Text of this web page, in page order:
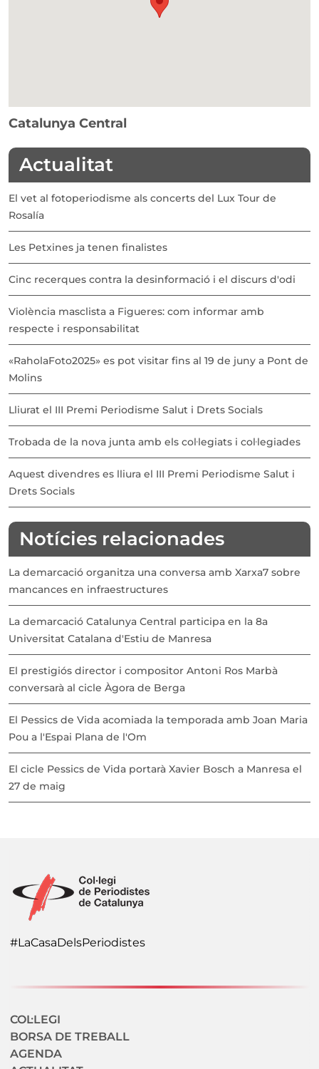
Catalunya Central
Actualitat
El vet al fotoperiodisme als concerts del Lux Tour de
Rosalía
Les Petxines ja tenen finalistes
Cinc recerques contra la desinformació i el discurs d'odi
Violència masclista a Figueres: com informar amb
respecte i responsabilitat
«RaholaFoto2025» es pot visitar fins al 19 de juny a Pont de
Molins
Lliurat el III Premi Periodisme Salut i Drets Socials
Trobada de la nova junta amb els col·legiats i col·legiades
Aquest divendres es lliura el III Premi Periodisme Salut i
Drets Socials
Notícies relacionades
La demarcació organitza una conversa amb Xarxa7 sobre
mancances en infraestructures
La demarcació Catalunya Central participa en la 8a
Universitat Catalana d'Estiu de Manresa
El prestigiós director i compositor Antoni Ros Marbà
conversarà al cicle Àgora de Berga
El Pessics de Vida acomiada la temporada amb Joan Maria
Pou a l'Espai Plana de l'Om
El cicle Pessics de Vida portarà Xavier Bosch a Manresa el
27 de maig
#LaCasaDelsPeriodistes
Navegació secundaria
COL·LEGI
BORSA DE TREBALL
AGENDA